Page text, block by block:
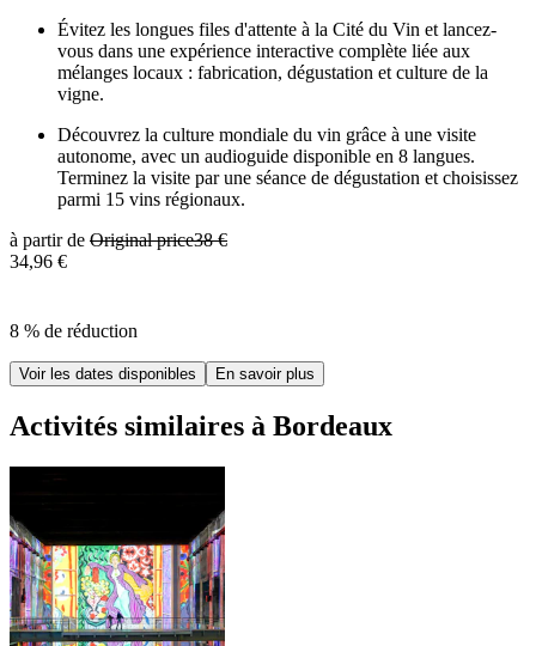
Évitez les longues files d'attente à la Cité du Vin et lancez-
vous dans une expérience interactive complète liée aux
mélanges locaux : fabrication, dégustation et culture de la
vigne.
Découvrez la culture mondiale du vin grâce à une visite
autonome, avec un audioguide disponible en 8 langues.
Terminez la visite par une séance de dégustation et choisissez
parmi 15 vins régionaux.
à partir de Original price38 €
34,96 €
8 % de réduction
Voir les dates disponibles En savoir plus
Activités similaires à Bordeaux